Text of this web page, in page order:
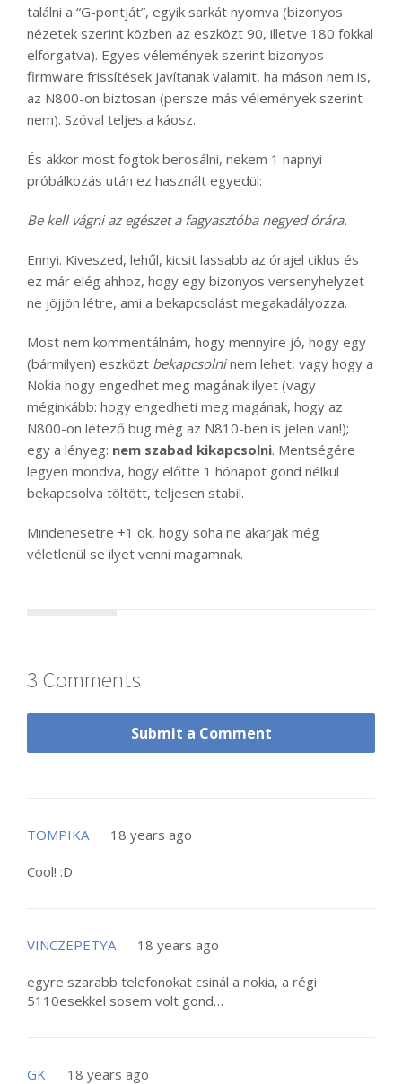
találni a “G-pontját”, egyik sarkát nyomva (bizonyos
nézetek szerint közben az eszközt 90, illetve 180 fokkal
elforgatva). Egyes vélemények szerint bizonyos
firmware frissítések javítanak valamit, ha máson nem is,
az N800-on biztosan (persze más vélemények szerint
nem). Szóval teljes a káosz.
És akkor most fogtok berosálni, nekem 1 napnyi
próbálkozás után ez használt egyedül:
Be kell vágni az egészet a fagyasztóba negyed órára.
Ennyi. Kiveszed, lehűl, kicsit lassabb az órajel ciklus és
ez már elég ahhoz, hogy egy bizonyos versenyhelyzet
ne jöjjön létre, ami a bekapcsolást megakadályozza.
Most nem kommentálnám, hogy mennyire jó, hogy egy
(bármilyen) eszközt bekapcsolninem lehet, vagy hogy a
Nokia hogy engedhet meg magának ilyet (vagy
méginkább: hogy engedheti meg magának, hogy az
N800-on létező bug még az N810-ben is jelen van!);
egy a lényeg: nem szabad kikapcsolni. Mentségére
legyen mondva, hogy előtte 1 hónapot gond nélkül
bekapcsolva töltött, teljesen stabil.
Mindenesetre +1 ok, hogy soha ne akarjak még
véletlenül se ilyet venni magamnak.
3 Comments
Submit a Comment
TOMPIKA 18 years ago
Cool! :D
VINCZEPETYA 18 years ago
egyre szarabb telefonokat csinál a nokia, a régi
5110esekkel sosem volt gond…
GK 18 years ago